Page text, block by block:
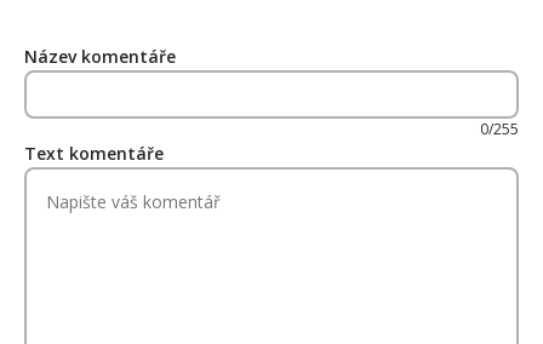
Název komentáře
0/255
Text komentáře